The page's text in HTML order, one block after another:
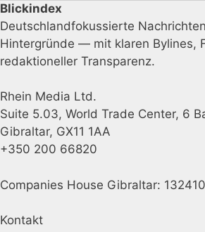
Blickindex
Deutschlandfokussierte
Hintergründe — mit klaren Bylines,
redaktioneller Transparenz.
Rhein Media Ltd.
Suite 5.03, World Trade Center, 6
Gibraltar, GX11 1AA
+350 200 66820
Companies House Gibraltar: 132410
Kontakt